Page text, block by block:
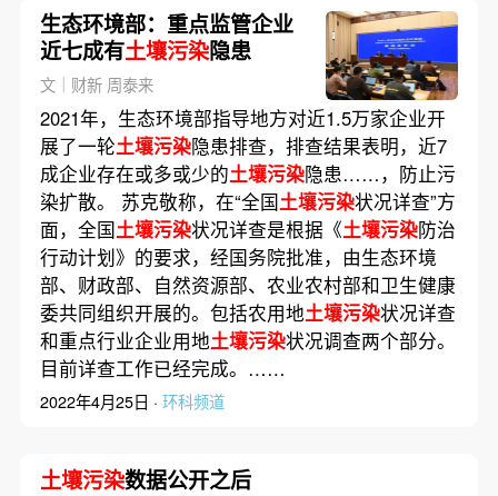
生态环境部：重点监管企业
近七成有土壤污染隐患
文｜财新 周泰来
2021年，生态环境部指导地方对近1.5万家企业开
展了一轮土壤污染隐患排查，排查结果表明，近7
成企业存在或多或少的土壤污染隐患……，防止污
染扩散。 苏克敬称，在“全国土壤污染状况详查”方
面，全国土壤污染状况详查是根据《土壤污染防治
行动计划》的要求，经国务院批准，由生态环境
部、财政部、自然资源部、农业农村部和卫生健康
委共同组织开展的。包括农用地土壤污染状况详查
和重点行业企业用地土壤污染状况调查两个部分。
目前详查工作已经完成。……
2022年4月25日 · 环科频道
土壤污染数据公开之后